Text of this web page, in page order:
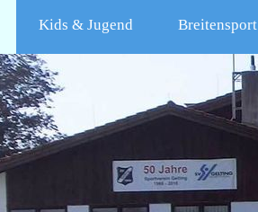
Kids & Jugend Breitensport